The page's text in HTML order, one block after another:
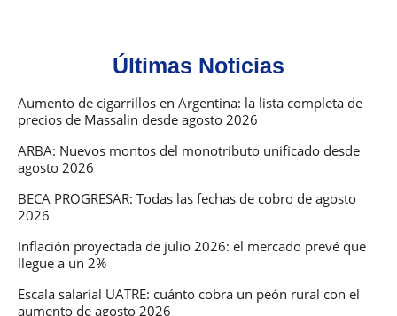
Últimas Noticias
Aumento de cigarrillos en Argentina: la lista completa de
precios de Massalin desde agosto 2026
ARBA: Nuevos montos del monotributo unificado desde
agosto 2026
BECA PROGRESAR: Todas las fechas de cobro de agosto
2026
Inflación proyectada de julio 2026: el mercado prevé que
llegue a un 2%
Escala salarial UATRE: cuánto cobra un peón rural con el
aumento de agosto 2026